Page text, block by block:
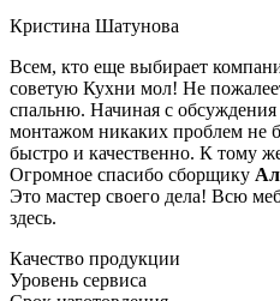
Кристина Шатунова
Всем, кто еще выбирает
советую Кухни мол! Не
спальню. Начиная с обсуждения
монтажом никаких проблем не
быстро и качественно. К тому
Огромное спасибо сборщику
Это мастер своего дела! Всю
здесь.
Качество продукции
Уровень сервиса